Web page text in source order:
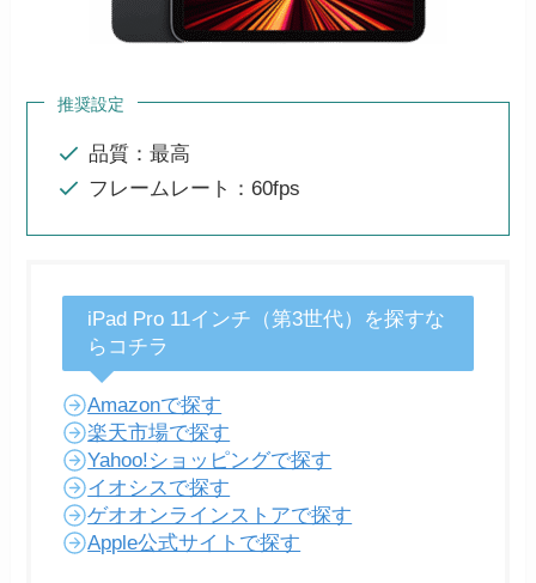
推奨設定
品質：最高
フレームレート：60fps
iPad Pro 11インチ（第3世代）を探すな
らコチラ
Amazonで探す
楽天市場で探す
Yahoo!ショッピングで探す
イオシスで探す
ゲオオンラインストアで探す
Apple公式サイトで探す